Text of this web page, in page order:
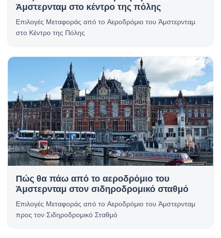
Άμστερνταμ στο κέντρο της πόλης
Επιλογές Μεταφοράς από το Αεροδρόμιο του Άμστερνταμ
στο Κέντρο της Πόλης
Πώς θα πάω από το αεροδρόμιο του
Άμστερνταμ στον σιδηροδρομικό σταθμό
Επιλογές Μεταφοράς από το Αεροδρόμιο του Άμστερνταμ
προς τον Σιδηροδρομικό Σταθμό